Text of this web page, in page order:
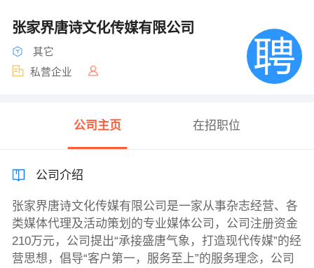
张家界唐诗文化传媒有限公司
其它
私营企业
公司主页 在招职位
公司介绍
张家界唐诗文化传媒有限公司是一家从事杂志经营、各
类媒体代理及活动策划的专业媒体公司，公司注册资金
210万元，公司提出“承接盛唐气象，打造现代传媒”的经
营思想，倡导“客户第一，服务至上”的服务理念，公司